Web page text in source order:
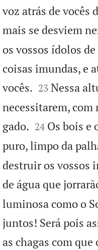
voz atrás de vocês
mais se desviem
os vossos ídolos
coisas imundas, e
vocês.
23 Nessa
necessitarem, com
gado.
24 Os bois e
puro, limpo da
destruir os vossos
de água que
luminosa como o
juntos! Será pois
as chagas com